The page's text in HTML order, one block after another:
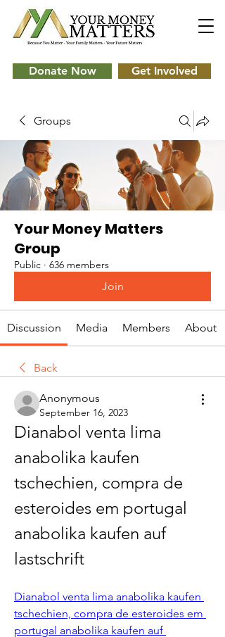
Donate Now Get Involved
Groups
Your Money Matters
Group
Public · 636 members
Join
Discussion Media Members About
Back
Anonymous
September 16, 2023
Dianabol venta lima
anabolika kaufen
tschechien, compra de
esteroides em portugal
anabolika kaufen auf
lastschrift
Dianabol venta lima anabolika kaufen
tschechien, compra de esteroides em
portugal anabolika kaufen auf